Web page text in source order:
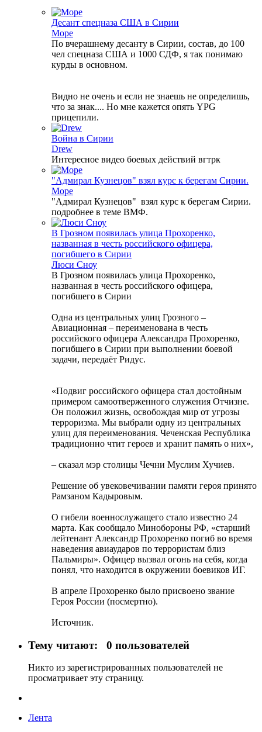
Десант спецназа США в Сирии
Море
По вчерашнему десанту в Сирии, состав, до 100
чел спецназа США и 1000 СДФ, я так понимаю
курды в основном.
Видно не очень и если не знаешь не определишь,
что за знак.... Но мне кажется опять YPG
прицепили.
Война в Сирии
Drew
Интересное видео боевых действий вгтрк
"Адмирал Кузнецов" взял курс к берегам Сирии.
Море
"Адмирал Кузнецов" взял курс к берегам Сирии.
подробнее в теме ВМФ.
В Грозном появилась улица Прохоренко,
названная в честь российского офицера,
погибшего в Сирии
Люси Сноу
В Грозном появилась улица Прохоренко,
названная в честь российского офицера,
погибшего в Сирии
Одна из центральных улиц Грозного –
Авиационная – переименована в честь
российского офицера Александра Прохоренко,
погибшего в Сирии при выполнении боевой
задачи, передаёт Ридус.
«Подвиг российского офицера стал достойным
примером самоотверженного служения Отчизне.
Он положил жизнь, освобождая мир от угрозы
терроризма. Мы выбрали одну из центральных
улиц для переименования. Чеченская Республика
традиционно чтит героев и хранит память о них»,
– сказал мэр столицы Чечни Муслим Хучиев.
Решение об увековечивании памяти героя принято
Рамзаном Кадыровым.
О гибели военнослужащего стало известно 24
марта. Как сообщало Минобороны РФ, «старший
лейтенант Александр Прохоренко погиб во время
наведения авиаударов по террористам близ
Пальмиры». Офицер вызвал огонь на себя, когда
понял, что находится в окружении боевиков ИГ.
В апреле Прохоренко было присвоено звание
Героя России (посмертно).
Источник.
Тему читают: 0 пользователей
Никто из зарегистрированных пользователей не
просматривает эту страницу.
Лента